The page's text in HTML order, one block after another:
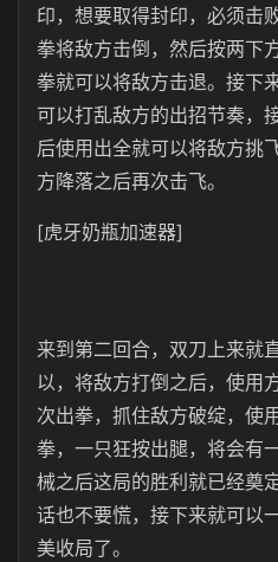
印，想要取得封印，必须击
拳将敌方击倒，然后按两下
拳就可以将敌方击退。接下
可以打乱敌方的出招节奏，
后使用出全就可以将敌方挑
方降落之后再次击飞。
[虎牙奶瓶加速器]
来到第二回合，双刀上来就
以，将敌方打倒之后，使用
次出拳，抓住敌方破绽，使
拳，一只狂按出腿，将会有
械之后这局的胜利就已经奠
话也不要慌，接下来就可以
美收局了。